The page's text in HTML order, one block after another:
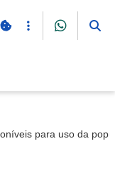
para uso da